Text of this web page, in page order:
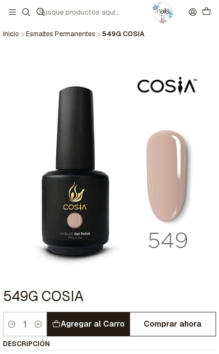
Inicio Esmaltes Permanentes 549G COSIA
549G COSIA
Cantidad
Agregar al Carro Comprar ahora
DESCRIPCIÓN